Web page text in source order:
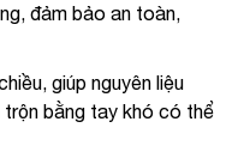
đảm bảo an toàn,
giúp nguyên liệu
bằng tay khó có thể